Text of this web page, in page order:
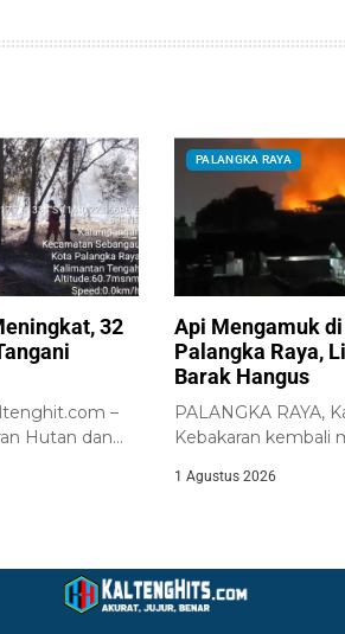
32
–
Hutan dan
PALANGKA RAYA
Api Mengamuk
Palangka Raya,
Barak Hangus
PALANGKA RAYA,
Kebakaran kembali
1 Agustus 2026